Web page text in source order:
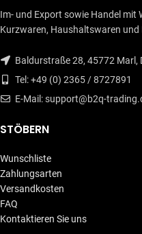
Im- und Export sowie Handel mit
Kurzwaren, Haushaltswaren und
Baldurstraße 28, 45772 Marl,
Tel: +49 (0) 2365 / 8727891
E-Mail: support@b2q-
STÖBERN
Wunschliste
Zahlungsarten
Versandkosten
FAQ
Kontaktieren Sie uns